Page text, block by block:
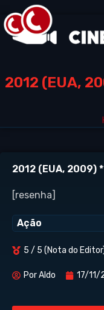
2012 (EUA,
2012 (EUA, 2009)
[resenha]
Ação
5 / 5 (Nota do
PorAldo 17/11/